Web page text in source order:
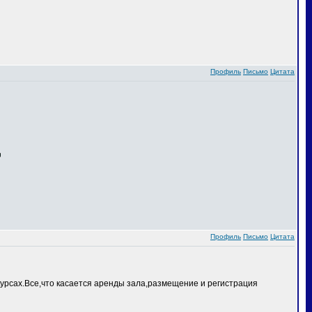
Профиль Письмо Цитата
Профиль Письмо Цитата
касается аренды зала,размещение и регистрация